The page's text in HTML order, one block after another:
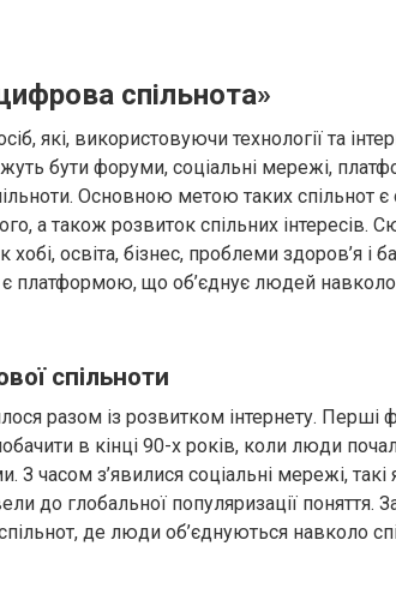
спільнота»
які, використовуючи технології та
бути форуми, соціальні мережі,
Основною метою таких спільнот є
а також розвиток спільних інтересів.
хобі, освіта, бізнес, проблеми здоров’я і
є платформою, що об’єднує людей навколо
спільноти
разом із розвитком інтернету. Перші
в кінці 90-х років, коли люди
З часом з’явилися соціальні мережі, такі
до глобальної популяризації поняття.
де люди об’єднуються навколо